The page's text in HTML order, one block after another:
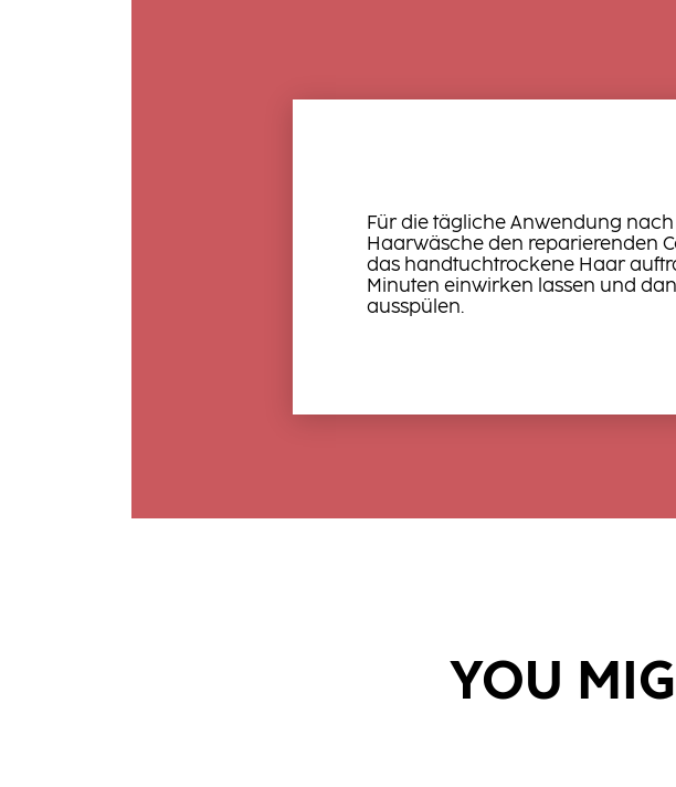
Für die tägliche Anwendung
Haarwäsche den reparierenden
das handtuchtrockene Haar
Minuten einwirken lassen und
ausspülen.
YOU